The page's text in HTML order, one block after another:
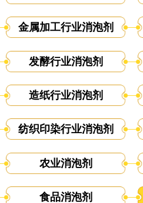
金属加工行业消泡剂
发酵行业消泡剂
造纸行业消泡剂
纺织印染行业消泡剂
农业消泡剂
食品消泡剂